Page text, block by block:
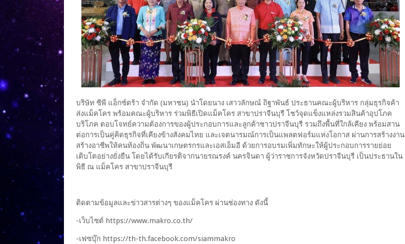
บริษัท ซีพี แอ็กซ์ตร้า จำกัด (มหาชน) นำโดยนาง เสาวลักษณ์ ถิฐาพันธ์ ประธานคณะผู้บริหาร กลุ่มธุรกิจค้า
ส่งแม็คโคร พร้อมคณะผู้บริหาร ร่วมพิธีเปิดแม็คโคร สาขาปราจีนบุรี โชว์จุดแข็งแหล่งรวมสินค้าอุปโภค
บริโภค ตอบโจทย์ความต้องการของผู้ประกอบการและลูกค้าชาวปราจีนบุรี รวมถึงพื้นที่ใกล้เคียง พร้อมสาน
ต่อการเป็นคู่คิดธุรกิจที่เคียงข้างสังคมไทย และเจตนารมณ์การเป็นแพลตฟอร์มแห่งโอกาส ผ่านการสร้างงาน
สร้างอาชีพให้คนท้องถิ่น พัฒนาเกษตรกรและเอสเอ็มอี ด้วยการอบรมเพิ่มทักษะให้ผู้ประกอบการรายย่อย
เติบโตอย่างยั่งยืน โดยได้รับเกียรติจากนายรณรงค์ นครจินดา ผู้ว่าราชการจังหวัดปราจีนบุรี เป็นประธานใน
พิธี ณ แม็คโคร สาขาปราจีนบุรี
ติดตามข้อมูลและข่าวสารต่างๆ ของแม็คโคร ผ่านช่องทาง ดังนี้
-เว็บไซต์ https://www.makro.co.th/
-เฟซบุ๊ก https://th-th.facebook.com/siammakro